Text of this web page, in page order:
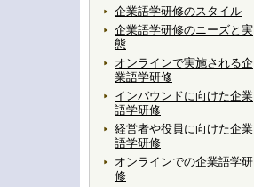
企業語学研修のスタイル
企業語学研修のニーズと実
態
オンラインで実施される企
業語学研修
インバウンドに向けた企業
語学研修
経営者や役員に向けた企業
語学研修
オンラインでの企業語学研
修